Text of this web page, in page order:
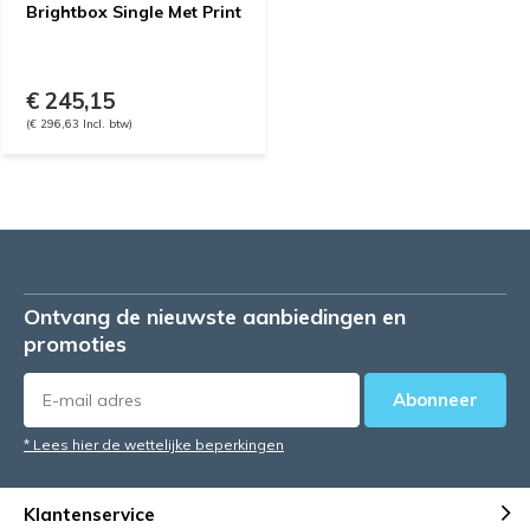
Brightbox Single Met Print
€ 245,15
(€ 296,63 Incl. btw)
Ontvang de nieuwste aanbiedingen en
promoties
Abonneer
* Lees hier de wettelijke beperkingen
Klantenservice